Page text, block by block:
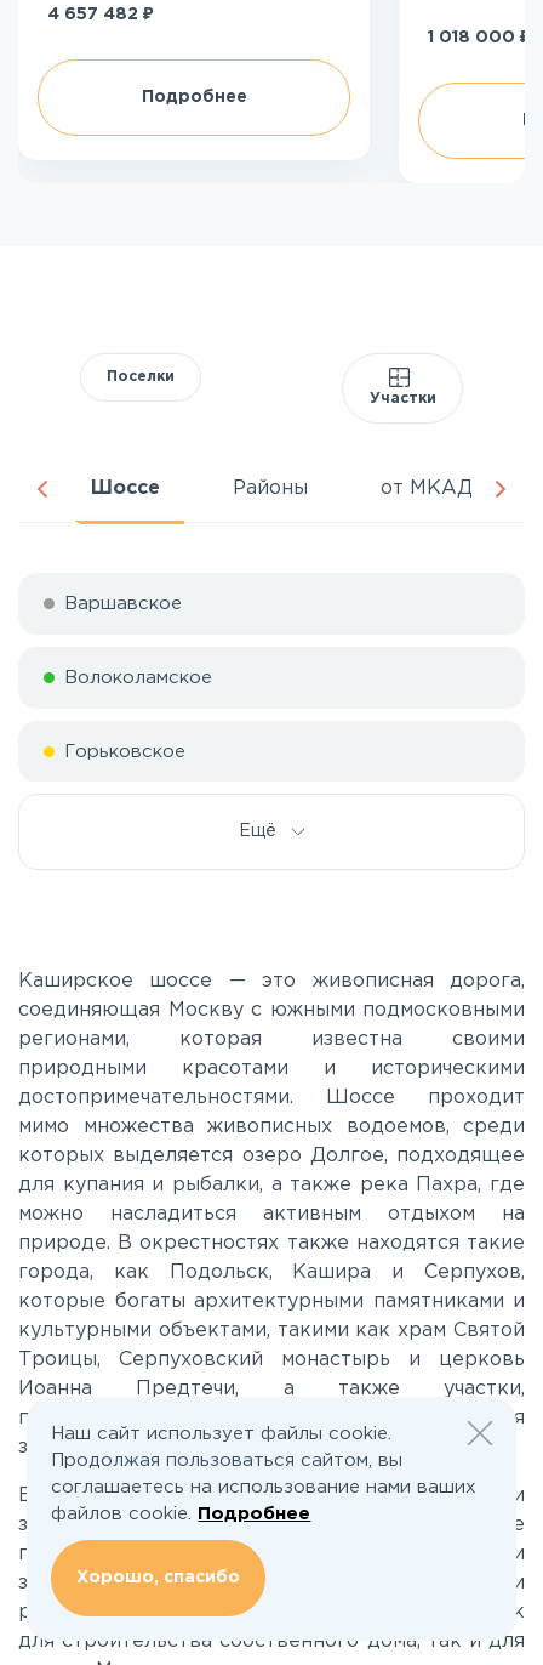
4 657 482 ₽
Подробнее
1 018 000 ₽
Поселки
Участки
Шоссе Районы от МКАД
Варшавское
Волоколамское
Горьковское
Калужское
Каширское
Киевское
Ленинградское
Лихачевское
Минское
Новорижское
Носовихинское
Ещё
Каширское шоссе — это живописная дорога,
соединяющая Москву с южными подмосковными
регионами, которая известна своими
природными красотами и историческими
достопримечательностями. Шоссе проходит
мимо множества живописных водоемов, среди
которых выделяется озеро Долгое, подходящее
для купания и рыбалки, а также река Пахра, где
можно насладиться активным отдыхом на
природе. В окрестностях также находятся такие
города, как Подольск, Кашира и Серпухов,
которые богаты архитектурными памятниками и
культурными объектами, такими как храм Святой
Троицы, Серпуховский монастырь и церковь
Иоанна Предтечи, а также участки,
предлагающие уникальные возможности для
застройки.
Если вы задумываетесь о приобретении
загородной недвижимости, Каширское шоссе
предлагает отличные возможности для покупки
земельных участков. Здесь вы можете найти
разнообразные участки, которые подойдут как
для строительства собственного дома, так и для
Наш сайт использует файлы cookie.
Продолжая пользоваться сайтом, вы
соглашаетесь на использование нами ваших
файлов cookie.
Подробнее
Хорошо, спасибо